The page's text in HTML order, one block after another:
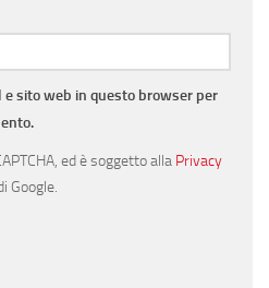
e sito web in questo browser per
ed è soggetto alla Privacy
Google.